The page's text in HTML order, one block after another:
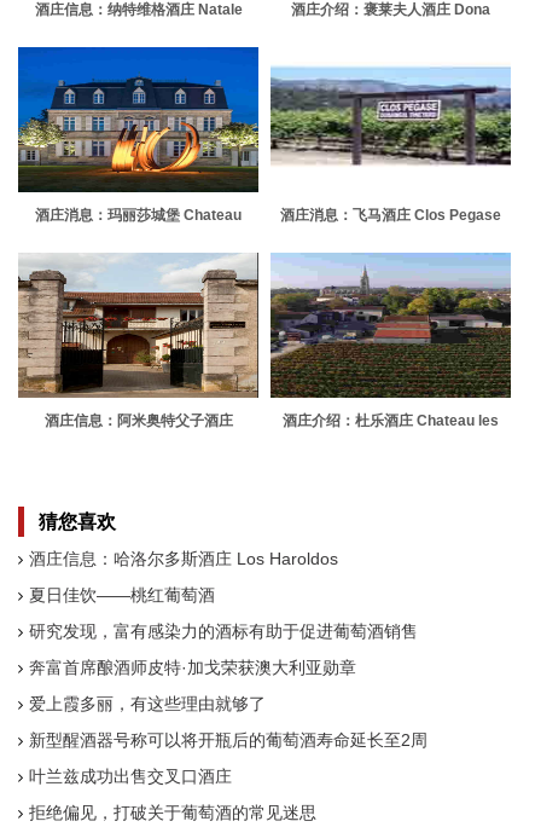
酒庄信息：纳特维格酒庄 Natale
酒庄介绍：褒莱夫人酒庄 Dona
酒庄消息：玛丽莎城堡 Chateau
酒庄消息：飞马酒庄 Clos Pegase
酒庄信息：阿米奥特父子酒庄
酒庄介绍：杜乐酒庄 Chateau les
猜您喜欢
酒庄信息：哈洛尔多斯酒庄 Los Haroldos
夏日佳饮——桃红葡萄酒
研究发现，富有感染力的酒标有助于促进葡萄酒销售
奔富首席酿酒师皮特·加戈荣获澳大利亚勋章
爱上霞多丽，有这些理由就够了
新型醒酒器号称可以将开瓶后的葡萄酒寿命延长至2周
叶兰兹成功出售交叉口酒庄
拒绝偏见，打破关于葡萄酒的常见迷思